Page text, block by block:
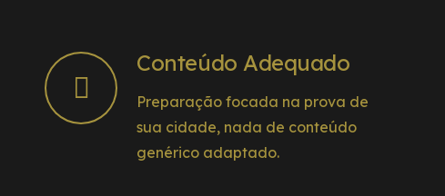
Conteúdo Adequado
Preparação focada na prova de
sua cidade, nada de conteúdo
genérico adaptado.